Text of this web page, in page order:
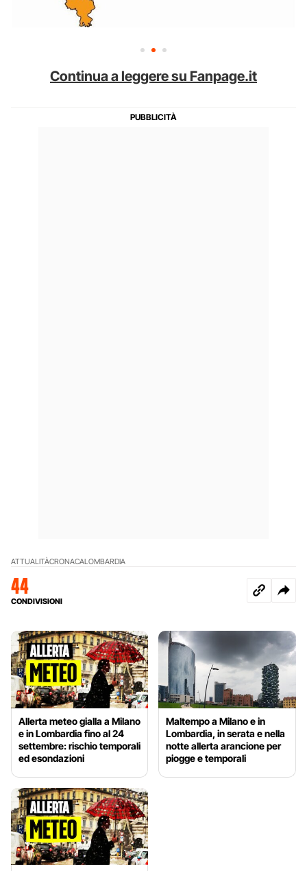
Continua a leggere su Fanpage.it
ATTUALITÀCRONACALOMBARDIA
44
CONDIVISIONI
Allerta meteo gialla a Milano
e in Lombardia fino al 24
settembre: rischio temporali
ed esondazioni
Maltempo a Milano e in
Lombardia, in serata e nella
notte allerta arancione per
piogge e temporali